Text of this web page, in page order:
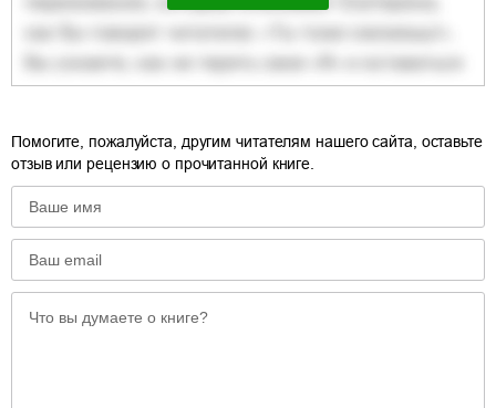
Помогите, пожалуйста, другим читателям нашего сайта, оставьте
отзыв или рецензию о прочитанной книге.